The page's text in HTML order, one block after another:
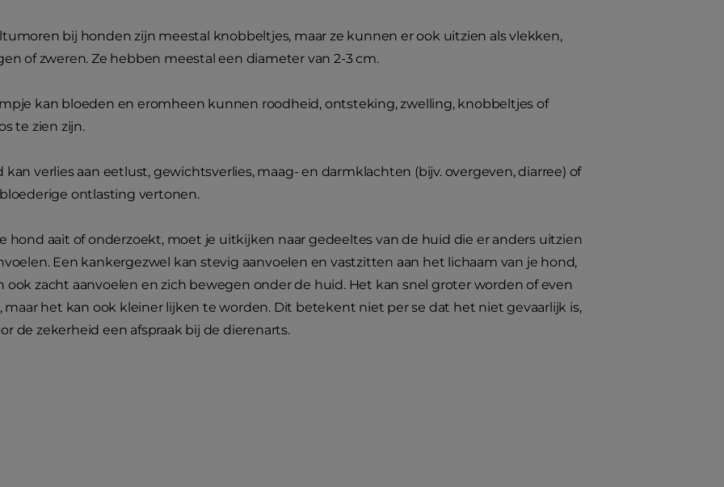
bij honden zijn meestal knobbeltjes, maar ze kunnen er ook uitzien als vlekken,
of zweren. Ze hebben meestal een diameter van 2-3 cm.
kan bloeden en eromheen kunnen roodheid, ontsteking, zwelling, knobbeltjes of
te zien zijn.
kan verlies aan eetlust, gewichtsverlies, maag- en darmklachten (bijv. overgeven, diarree) of
ontlasting vertonen.
hond aait of onderzoekt, moet je uitkijken naar gedeeltes van de huid die er anders uitzien
Een kankergezwel kan stevig aanvoelen en vastzitten aan het lichaam van je hond,
ook zacht aanvoelen en zich bewegen onder de huid. Het kan snel groter worden of even
maar het kan ook kleiner lijken te worden. Dit betekent niet per se dat het niet gevaarlijk is,
de zekerheid een afspraak bij de dierenarts.